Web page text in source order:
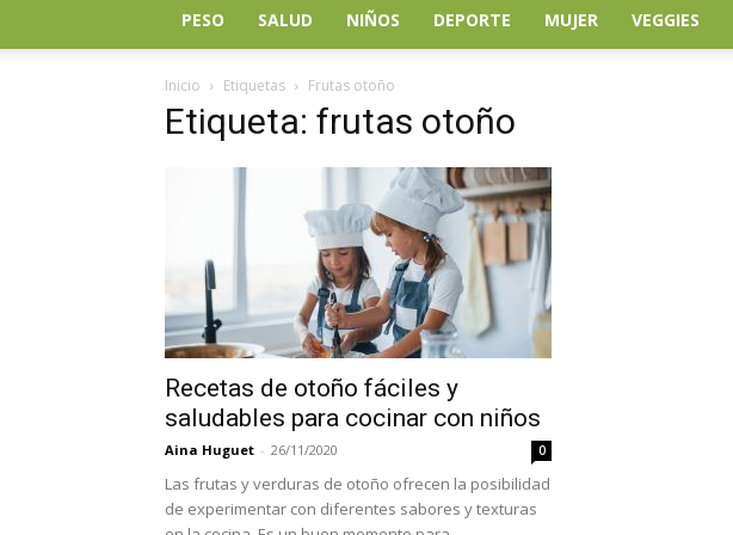
PESO SALUD NIÑOS DEPORTE MUJER VEGGIES
Inicio Etiquetas Frutas otoño
Etiqueta: frutas otoño
Recetas de otoño fáciles y
saludables para cocinar con niños
Aina Huguet - 26/11/2020 0
Las frutas y verduras de otoño ofrecen la posibilidad
de experimentar con diferentes sabores y texturas